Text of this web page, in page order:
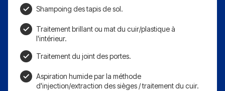
Shampoing des tapis de sol.
Traitement brillant ou mat du cuir/plastique à
l'intérieur.
Traitement du joint des portes.
Aspiration humide par la méthode
d'injection/extraction des sièges / traitement du cuir.